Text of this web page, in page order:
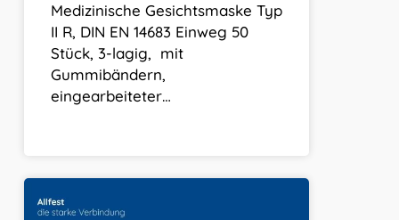
Medizinische Gesichtsmaske Typ
II R, DIN EN 14683 Einweg 50
Stück, 3-lagig, mit
Gummibändern,
eingearbeiteter…
Relaunch
Homepage